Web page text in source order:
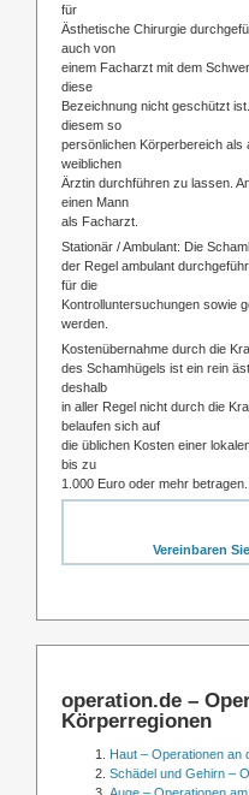
für
Ästhetische Chirurgie
auch von
einem Facharzt mit dem
diese
Bezeichnung nicht geschützt
diesem so
persönlichen Körperbereich als
weiblichen
Ärztin durchführen zu lassen.
einen Mann
als Facharzt.
Stationär / Ambulant: Die
der Regel ambulant
für die
Kontrolluntersuchungen sowie
werden.
Kostenübernahme durch die
des Schamhügels ist ein rein
deshalb
in aller Regel nicht durch die
belaufen sich auf
die üblichen Kosten einer
bis zu
1.000 Euro oder mehr betragen.
Vereinbaren
operation.de –
Körperregionen
Haut – Operationen an
Schädel und Gehirn –